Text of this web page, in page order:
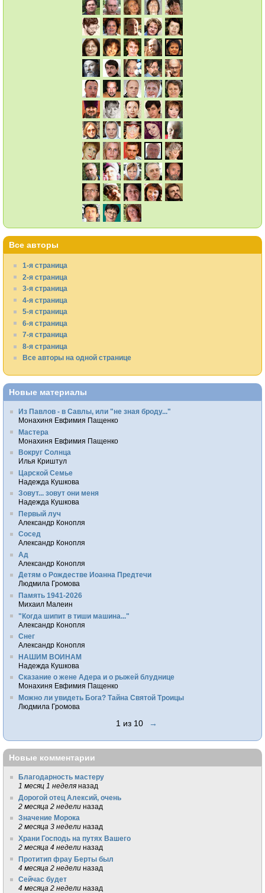
Все авторы
1-я страница
2-я страница
3-я страница
4-я страница
5-я страница
6-я страница
7-я страница
8-я страница
Все авторы на одной странице
Новые материалы
Из Павлов - в Савлы, или "не зная броду..."
Монахиня Евфимия Пащенко
Мастера
Монахиня Евфимия Пащенко
Вокруг Солнца
Илья Криштул
Царской Семье
Надежда Кушкова
Зовут... зовут они меня
Надежда Кушкова
Первый луч
Александр Конопля
Сосед
Александр Конопля
Ад
Александр Конопля
Детям о Рождестве Иоанна Предтечи
Людмила Громова
Память 1941-2026
Михаил Малеин
"Когда шипит в тиши машина..."
Александр Конопля
Снег
Александр Конопля
НАШИМ ВОИНАМ
Надежда Кушкова
Сказание о жене Адера и о рыжей блуднице
Монахиня Евфимия Пащенко
Можно ли увидеть Бога? Тайна Святой Троицы
Людмила Громова
1 из 10 →
Новые комментарии
Благодарность мастеру
1 месяц 1 неделя назад
Дорогой отец Алексий, очень
2 месяца 2 недели назад
Значение Морока
2 месяца 3 недели назад
Храни Господь на путях Вашего
2 месяца 4 недели назад
Протитип фрау Берты был
4 месяца 2 недели назад
Сейчас будет
4 месяца 2 недели назад